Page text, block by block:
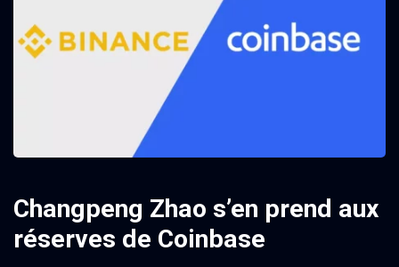
Changpeng Zhao s’en prend aux
réserves de Coinbase